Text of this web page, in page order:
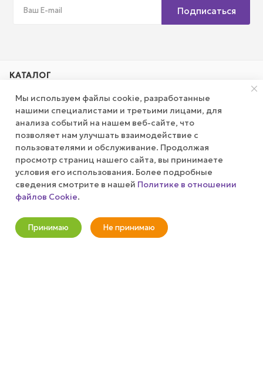
Подписаться
КАТАЛОГ
КОМПАНИЯ
ПУБЛИЧНАЯ ОФЕРТА
КАК СДЕЛАТЬ ЗАКАЗ?
+7 (800) 100-37-51
Мы используем файлы cookie, разработанные
нашими специалистами и третьими лицами, для
анализа событий на нашем веб-сайте, что
позволяет нам улучшать взаимодействие с
пользователями и обслуживание. Продолжая
просмотр страниц нашего сайта, вы принимаете
условия его использования. Более подробные
сведения смотрите в нашей Политике в отношении
файлов Cookie.
Принимаю Не принимаю